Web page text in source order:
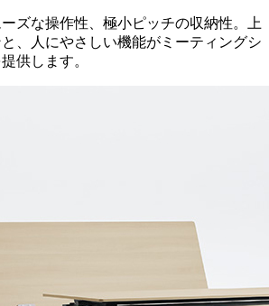
ズな操作性、極小ピッチの収納性。上
、人にやさしい機能がミーティングシ
供します。